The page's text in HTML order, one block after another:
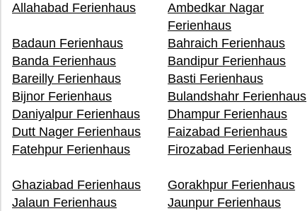
Allahabad Ferienhaus
Ambedkar Nagar
Ferienhaus
Badaun Ferienhaus
Bahraich Ferienhaus
Banda Ferienhaus
Bandipur Ferienhaus
Bareilly Ferienhaus
Basti Ferienhaus
Bijnor Ferienhaus
Bulandshahr Ferienhaus
Daniyalpur Ferienhaus
Dhampur Ferienhaus
Dutt Nager Ferienhaus
Faizabad Ferienhaus
Fatehpur Ferienhaus
Firozabad Ferienhaus
Ghaziabad Ferienhaus
Gorakhpur Ferienhaus
Jalaun Ferienhaus
Jaunpur Ferienhaus